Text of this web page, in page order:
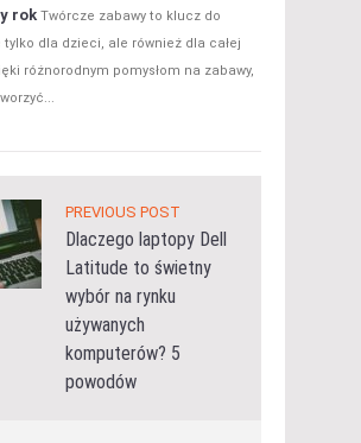
rok Twórcze zabawy to klucz do
dla dzieci, ale również dla całej
różnorodnym pomysłom na zabawy,
PREVIOUS POST
Dlaczego laptopy Dell
Latitude to świetny
wybór na rynku
używanych
komputerów? 5
powodów